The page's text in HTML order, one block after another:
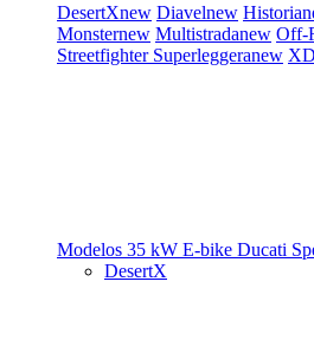
DesertXnew Diavelnew Historia
Monsternew Multistradanew Off-
Streetfighter Superleggeranew
Modelos 35 kW E-bike Ducati
DesertX